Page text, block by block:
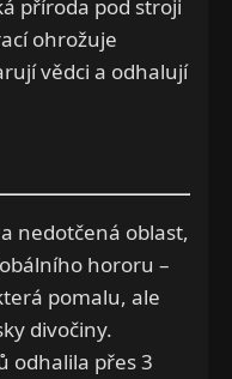
příroda pod stroji
ohrožuje
vědci a odhalují
nedotčená oblast,
hororu –
pomalu, ale
divočiny.
odhalila přes 3